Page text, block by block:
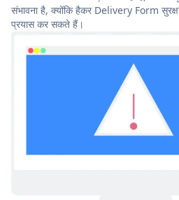
संभावना है, क्योंकि हैकर Delivery Form
प्रयास कर सकते हैं।